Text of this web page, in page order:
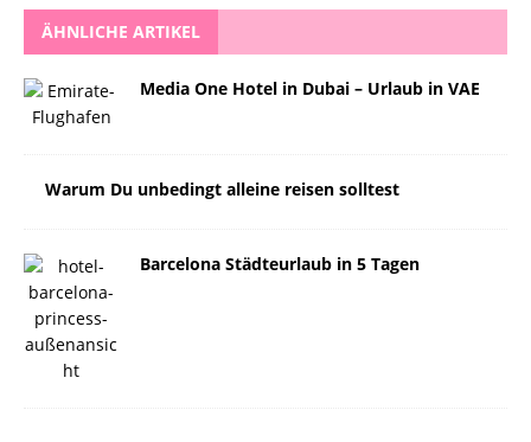
ÄHNLICHE ARTIKEL
Media One Hotel in Dubai – Urlaub in VAE
Warum Du unbedingt alleine reisen solltest
Barcelona Städteurlaub in 5 Tagen